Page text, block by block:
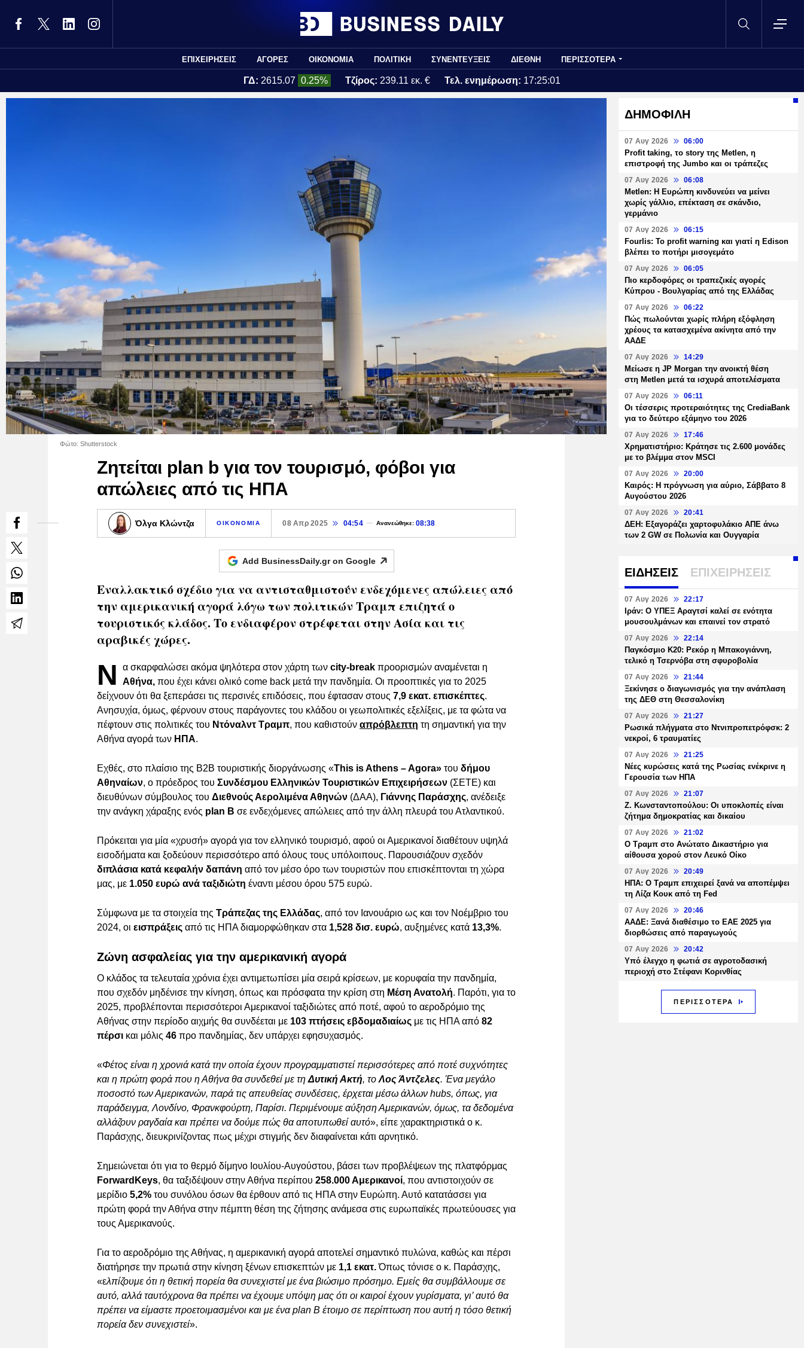
ΕΠΙΧΕΙΡΗΣΕΙΣ ΑΓΟΡΕΣ ΟΙΚΟΝΟΜΙΑ ΠΟΛΙΤΙΚΗ ΣΥΝΕΝΤΕΥΞΕΙΣ ΔΙΕΘΝΗ ΠΕΡΙΣΣΟΤΕΡΑ
ΓΔ: 2615.07 0.25% Τζίρος: 239.11 εκ. € Τελ. ενημέρωση: 17:25:01
Φώτο: Shutterstock
Ζητείται plan b για τον τουρισμό, φόβοι για
απώλειες από τις ΗΠΑ
Όλγα Κλώντζα ΟΙΚΟΝΟΜΙΑ 08 Απρ 2025 04:54 Ανανεώθηκε:08:38
Add BusinessDaily.gr on Google
Εναλλακτικό σχέδιο για να αντισταθμιστούν ενδεχόμενες απώλειες από
την αμερικανική αγορά λόγω των πολιτικών Τραμπ επιζητά ο
τουριστικός κλάδος. Το ενδιαφέρον στρέφεται στην Ασία και τις
αραβικές χώρες.
Ν α σκαρφαλώσει ακόμα ψηλότερα στον χάρτη των city-break προορισμών αναμένεται η
Αθήνα, που έχει κάνει ολικό come back μετά την πανδημία. Οι προοπτικές για το 2025
δείχνουν ότι θα ξεπεράσει τις περσινές επιδόσεις, που έφτασαν στους 7,9 εκατ. επισκέπτες.
Ανησυχία, όμως, φέρνουν στους παράγοντες του κλάδου οι γεωπολιτικές εξελίξεις, με τα φώτα να
πέφτουν στις πολιτικές του Ντόναλντ Τραμπ, που καθιστούν απρόβλεπτη τη σημαντική για την
Αθήνα αγορά των ΗΠΑ.
Εχθές, στο πλαίσιο της B2B τουριστικής διοργάνωσης «This is Athens – Agora» του δήμου
Αθηναίων, ο πρόεδρος του Συνδέσμου Ελληνικών Τουριστικών Επιχειρήσεων (ΣΕΤΕ) και
διευθύνων σύμβουλος του Διεθνούς Αερολιμένα Αθηνών (ΔΑΑ), Γιάννης Παράσχης, ανέδειξε
την ανάγκη χάραξης ενός plan B σε ενδεχόμενες απώλειες από την άλλη πλευρά του Ατλαντικού.
Πρόκειται για μία «χρυσή» αγορά για τον ελληνικό τουρισμό, αφού οι Αμερικανοί διαθέτουν υψηλά
εισοδήματα και ξοδεύουν περισσότερο από όλους τους υπόλοιπους. Παρουσιάζουν σχεδόν
διπλάσια κατά κεφαλήν δαπάνη από τον μέσο όρο των τουριστών που επισκέπτονται τη χώρα
μας, με 1.050 ευρώ ανά ταξιδιώτη έναντι μέσου όρου 575 ευρώ.
Σύμφωνα με τα στοιχεία της Τράπεζας της Ελλάδας, από τον Ιανουάριο ως και τον Νοέμβριο του
2024, οι εισπράξεις από τις ΗΠΑ διαμορφώθηκαν στα 1,528 δισ. ευρώ, αυξημένες κατά 13,3%.
Ζώνη ασφαλείας για την αμερικανική αγορά
Ο κλάδος τα τελευταία χρόνια έχει αντιμετωπίσει μία σειρά κρίσεων, με κορυφαία την πανδημία,
που σχεδόν μηδένισε την κίνηση, όπως και πρόσφατα την κρίση στη Μέση Ανατολή. Παρότι, για το
2025, προβλέπονται περισσότεροι Αμερικανοί ταξιδιώτες από ποτέ, αφού το αεροδρόμιο της
Αθήνας στην περίοδο αιχμής θα συνδέεται με 103 πτήσεις εβδομαδιαίως με τις ΗΠΑ από 82
πέρσι και μόλις 46 προ πανδημίας, δεν υπάρχει εφησυχασμός.
«Φέτος είναι η χρονιά κατά την οποία έχουν προγραμματιστεί περισσότερες από ποτέ συχνότητες
και η πρώτη φορά που η Αθήνα θα συνδεθεί με τηΔυτική Ακτή, το Λος Άντζελες. Ένα μεγάλο
ποσοστό των Αμερικανών, παρά τις απευθείας συνδέσεις, έρχεται μέσω άλλων hubs, όπως, για
παράδειγμα, Λονδίνο, Φρανκφούρτη, Παρίσι. Περιμένουμε αύξηση Αμερικανών, όμως, τα δεδομένα
αλλάζουν ραγδαία και πρέπει να δούμε πώς θα αποτυπωθεί αυτό», είπε χαρακτηριστικά ο κ.
Παράσχης, διευκρινίζοντας πως μέχρι στιγμής δεν διαφαίνεται κάτι αρνητικό.
Σημειώνεται ότι για το θερμό δίμηνο Ιουλίου-Αυγούστου, βάσει των προβλέψεων της πλατφόρμας
ForwardKeys, θα ταξιδέψουν στην Αθήνα περίπου 258.000 Αμερικανοί, που αντιστοιχούν σε
μερίδιο 5,2% του συνόλου όσων θα έρθουν από τις ΗΠΑ στην Ευρώπη. Αυτό κατατάσσει για
πρώτη φορά την Αθήνα στην πέμπτη θέση της ζήτησης ανάμεσα στις ευρωπαϊκές πρωτεύουσες για
τους Αμερικανούς.
Για το αεροδρόμιο της Αθήνας, η αμερικανική αγορά αποτελεί σημαντικό πυλώνα, καθώς και πέρσι
διατήρησε την πρωτιά στην κίνηση ξένων επισκεπτών με 1,1 εκατ.Όπως τόνισε ο κ. Παράσχης,
«ελπίζουμε ότι η θετική πορεία θα συνεχιστεί με ένα βιώσιμο πρόσημο. Εμείς θα συμβάλλουμε σε
αυτό, αλλά ταυτόχρονα θα πρέπει να έχουμε υπόψη μας ότι οι καιροί έχουν γυρίσματα, γι’ αυτό θα
πρέπει να είμαστε προετοιμασμένοι και με ένα plan B έτοιμο σε περίπτωση που αυτή η τόσο θετική
πορεία δεν συνεχιστεί».
ΔΗΜΟΦΙΛΗ
07 Αυγ 2026 06:00
Profit taking, το story της Metlen, η
επιστροφή της Jumbo και οι τράπεζες
07 Αυγ 2026 06:08
Metlen: Η Ευρώπη κινδυνεύει να μείνει
χωρίς γάλλιο, επέκταση σε σκάνδιο,
γερμάνιο
07 Αυγ 2026 06:15
Fourlis: Το profit warning και γιατί η Edison
βλέπει το ποτήρι μισογεμάτο
07 Αυγ 2026 06:05
Πιο κερδοφόρες οι τραπεζικές αγορές
Κύπρου - Βουλγαρίας από της Ελλάδας
07 Αυγ 2026 06:22
Πώς πωλούνται χωρίς πλήρη εξόφληση
χρέους τα κατασχεμένα ακίνητα από την
ΑΑΔΕ
07 Αυγ 2026 14:29
Μείωσε η JP Morgan την ανοικτή θέση
στη Metlen μετά τα ισχυρά αποτελέσματα
07 Αυγ 2026 06:11
Οι τέσσερις προτεραιότητες της CrediaBank
για το δεύτερο εξάμηνο του 2026
07 Αυγ 2026 17:46
Χρηματιστήριο: Κράτησε τις 2.600 μονάδες
με το βλέμμα στον MSCI
07 Αυγ 2026 20:00
Καιρός: Η πρόγνωση για αύριο, Σάββατο 8
Αυγούστου 2026
07 Αυγ 2026 20:41
ΔΕΗ: Εξαγοράζει χαρτοφυλάκιο ΑΠΕ άνω
των 2 GW σε Πολωνία και Ουγγαρία
ΕΙΔΗΣΕΙΣ ΕΠΙΧΕΙΡΗΣΕΙΣ
07 Αυγ 2026 22:17
Ιράν: Ο ΥΠΕΞ Αραγτσί καλεί σε ενότητα
μουσουλμάνων και επαινεί τον στρατό
07 Αυγ 2026 22:14
Παγκόσμιο Κ20: Ρεκόρ η Μπακογιάννη,
τελικό η Τσερνόβα στη σφυροβολία
07 Αυγ 2026 21:44
Ξεκίνησε ο διαγωνισμός για την ανάπλαση
της ΔΕΘ στη Θεσσαλονίκη
07 Αυγ 2026 21:27
Ρωσικά πλήγματα στο Ντνιπροπετρόφσκ: 2
νεκροί, 6 τραυματίες
07 Αυγ 2026 21:25
Νέες κυρώσεις κατά της Ρωσίας ενέκρινε η
Γερουσία των ΗΠΑ
07 Αυγ 2026 21:07
Ζ. Κωνσταντοπούλου: Οι υποκλοπές είναι
ζήτημα δημοκρατίας και δικαίου
07 Αυγ 2026 21:02
Ο Τραμπ στο Ανώτατο Δικαστήριο για
αίθουσα χορού στον Λευκό Οίκο
07 Αυγ 2026 20:49
ΗΠΑ: Ο Τραμπ επιχειρεί ξανά να αποπέμψει
τη Λίζα Κουκ από τη Fed
07 Αυγ 2026 20:46
ΑΑΔΕ: Ξανά διαθέσιμο το ΕΑΕ 2025 για
διορθώσεις από παραγωγούς
07 Αυγ 2026 20:42
Υπό έλεγχο η φωτιά σε αγροτοδασική
περιοχή στο Στέφανι Κορινθίας
ΠΕΡΙΣΣΟΤΕΡΑ